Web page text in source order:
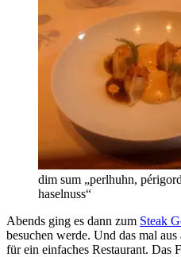
dim sum „perlhuhn,
haselnuss“
Abends ging es dann zum Steak
besuchen werde. Und das mal
für ein einfaches Restaurant. Das